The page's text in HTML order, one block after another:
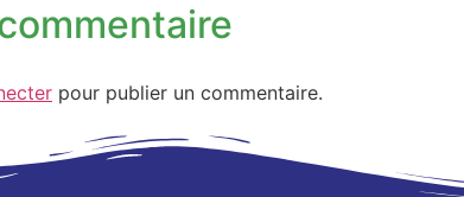
pour publier un commentaire.